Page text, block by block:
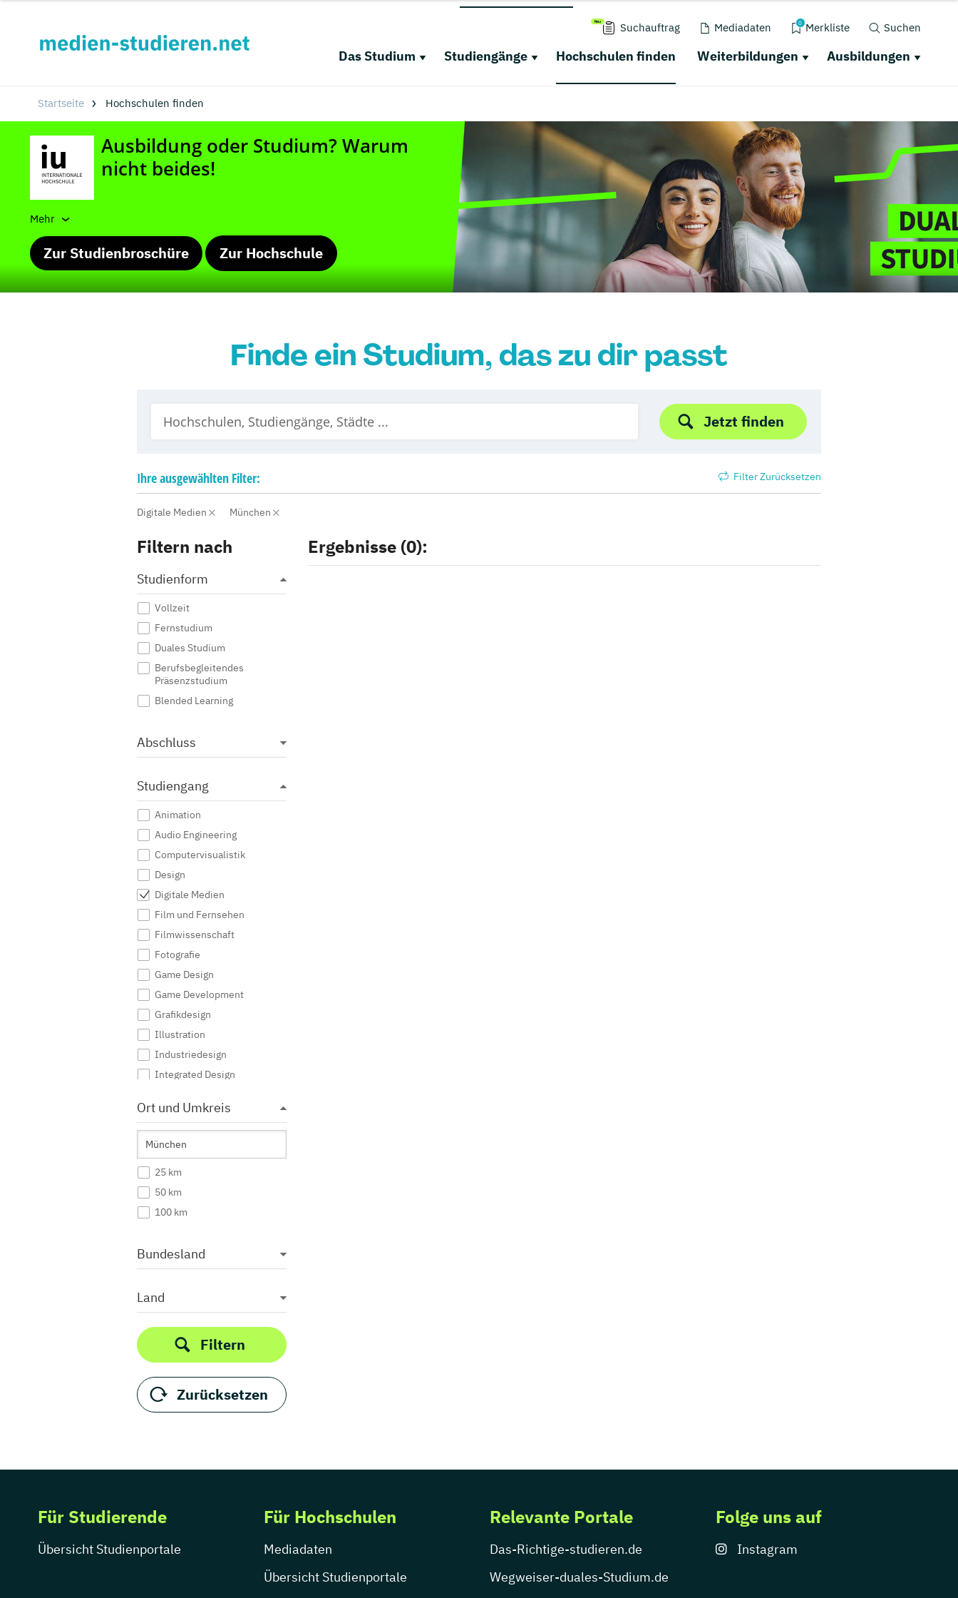
Suchauftrag Mediadaten 0 Merkliste Suchen
Das Studium Studiengänge Hochschulen finden Weiterbildungen Ausbildungen
Startseite Hochschulen finden
Mehr
Zur Studienbroschüre Zur Hochschule
Finde ein Studium, das zu dir passt
Jetzt finden
Ihreausgewählten Filter: Filter Zurücksetzen
Digitale Medien München
Filtern nach
Studienform
Vollzeit
Fernstudium
Duales Studium
Berufsbegleitendes
Präsenzstudium
Blended Learning
Abschluss
Studiengang
Animation
Audio Engineering
Computervisualistik
Design
Digitale Medien
Film und Fernsehen
Filmwissenschaft
Fotografie
Game Design
Game Development
Grafikdesign
Illustration
Industriedesign
Integrated Design
Journalismus
Kommunikationsdesign
Kommunikationswissenschaft
Kreatives Schreiben
Kunst
Kunstgeschichte
Medieninformatik
Medienkommunikation
Medienwirtschaft
Medienmanagement
Medienpädagogik
Medienproduktion
Medienpsychologie
Medienwissenschaft
Musik
Musikproduktion
Ort und Umkreis
25 km
50 km
100 km
Bundesland
Land
Filtern
Zurücksetzen
Ergebnisse (0):
Für Studierende
Übersicht Studienportale
Für Hochschulen
Mediadaten
Übersicht Studienportale
Relevante Portale
Das-Richtige-studieren.de
Wegweiser-duales-Studium.de
Folge uns auf
Instagram